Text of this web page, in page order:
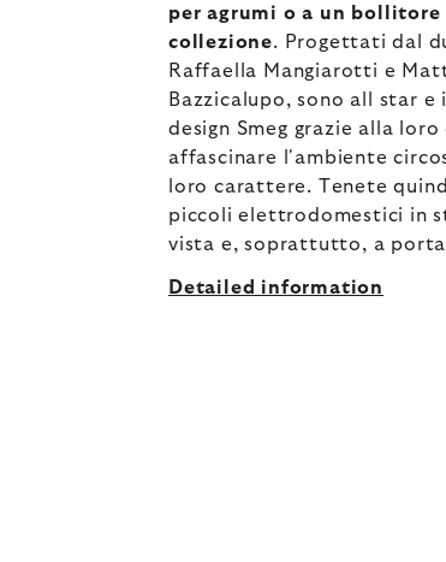
per agrumi o a un bollitore
collezione. Progettati dal
Raffaella Mangiarotti e
Bazzicalupo, sono all star e
design Smeg grazie alla
affascinare l'ambiente
loro carattere. Tenete
piccoli elettrodomestici in
vista e, soprattutto, a
Detailed information